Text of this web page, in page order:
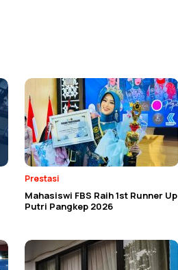
Prestasi
Mahasiswi FBS Raih 1st Runner Up
Putri Pangkep 2026